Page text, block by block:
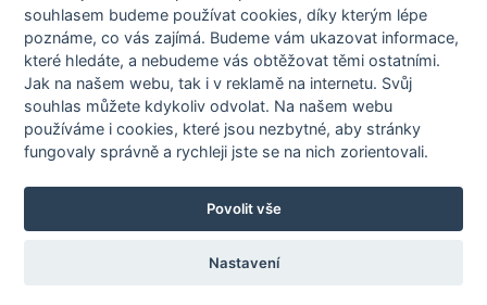
Zásady nakládání s osobními údaji
Otestujte se
Spočítejte si
Výzva 52
WWW.HRAVEZIJZDRAVE.CZ
souhlasem budeme používat cookies, díky kterým lépe
poznáme,co vás zajímá. Budeme vám ukazovat informace,
které hledáte, a nebudeme vás obtěžovat těmi ostatními.
Jak na našem webu, tak i v reklamě na internetu. Svůj
souhlas můžete kdykoliv odvolat. Na našem webu
používáme i cookies, které jsou nezbytné, aby stránky
fungovaly správně a rychleji jste se na nich zorientovali.
Povolit vše
Nastavení